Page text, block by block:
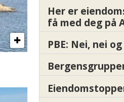
Her er
få med deg på
PBE: Nei, nei